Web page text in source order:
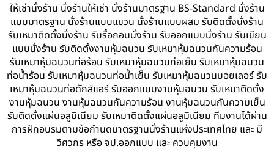
ให้เช่านั่งร้าน นั่งร้านให้เช่า นั่งร้านมาตรฐาน BS-Standard นั่งร้าน
แบบมาตรฐาน นั่งร้านแบบแขวน นั่งร้านแบบผสม รับติดตั้งนั่งร้าน
รับเหมาติดตั้งนั่งร้าน รับรื้อถอนนั่งร้าน รับออกแบบนั่งร้าน รับเขียน
แบบนั่งร้าน รับติดตั้งงานหุ้มฉนวน รับเหมาหุ้มฉนวนกันความร้อน
รับเหมาหุ้มฉนวนท่อร้อน รับเหมาหุ้มฉนวนท่อเย็น รับเหมาหุ้มฉนวน
ท่อน้ำร้อน รับเหมาหุ้มฉนวนท่อน้ำเย็น รับเหมาหุ้มฉนวนบอยเลอร์ รับ
เหมาหุ้มฉนวนท่อดักส์แอร์ รับออกแบบงานหุ้มฉนวน รับเหมาติดตั้ง
งานหุ้มฉนวน งานหุ้มฉนวนกันความร้อน งานหุ้มฉนวนกันความเย็น
รับติดตั้งแผ่นอลูมิเนียม รับเหมาติดตั้งแผ่นอลูมิเนียม ทีมงานได้ผ่าน
การฝึกอบรมตามข้อกำนดมาตรฐานนั่งร้านแห่งประเทศไทย และ มี
วิศวกร หรือ จป.ออกแบบ และ ควบคุมงาน